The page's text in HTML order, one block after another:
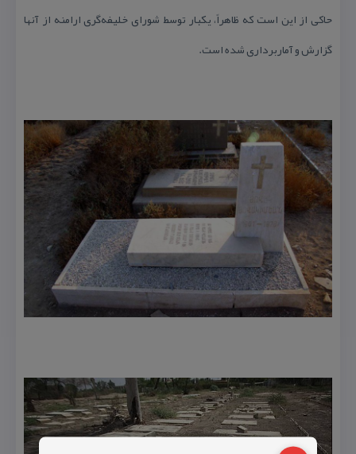
حاكی از این است كه ظاهراً، یكبار توسط شورای خلیفه‌گری ارامنه از آنها
گزارش و آماربرداری شده است.